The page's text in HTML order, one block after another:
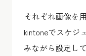
それぞれ画像を
kintoneでスケジ
みながら設定し